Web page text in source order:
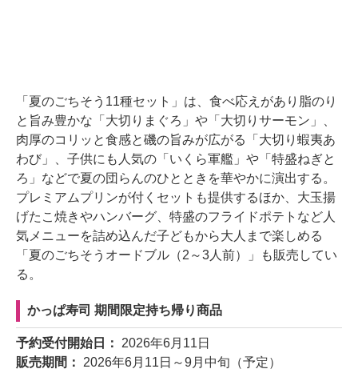
「夏のごちそう11種セット」は、食べ応えがあり脂のり
と旨み豊かな「大切りまぐろ」や「大切りサーモン」、
肉厚のコリッと食感と磯の旨みが広がる「大切り蝦夷あ
わび」、子供にも人気の「いくら軍艦」や「特盛ねぎと
ろ」などで夏の団らんのひとときを華やかに演出する。
プレミアムプリンが付くセットも提供するほか、大玉揚
げたこ焼きやハンバーグ、特盛のフライドポテトなど人
気メニューを詰め込んだ子どもから大人まで楽しめる
「夏のごちそうオードブル（2～3人前）」も販売してい
る。
かっぱ寿司 期間限定持ち帰り商品
予約受付開始日： 2026年6月11日
販売期間： 2026年6月11日～9月中旬（予定）